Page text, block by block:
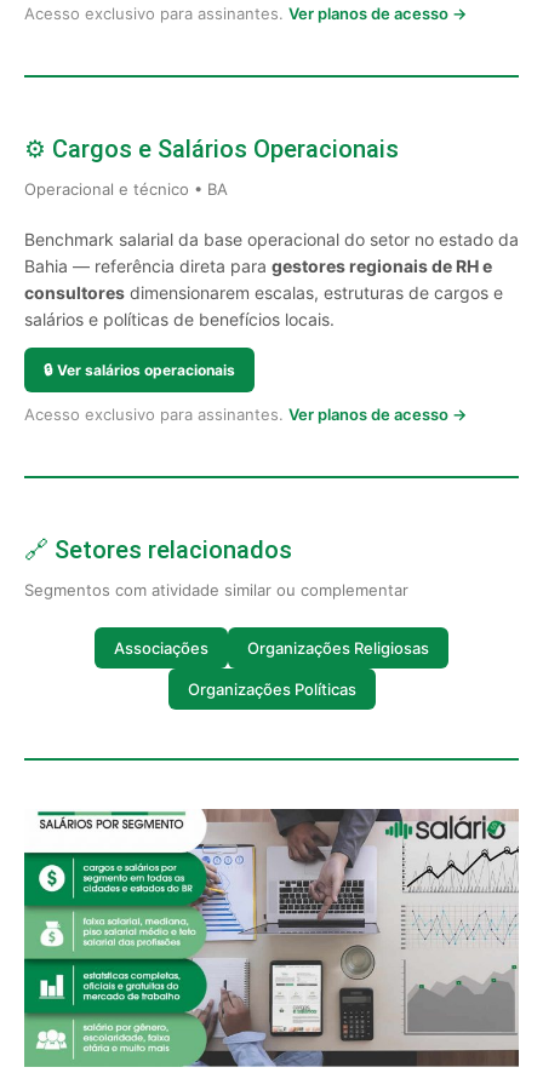
Acesso exclusivo para assinantes. Ver planos de acesso →
⚙️ Cargos e Salários Operacionais
Operacional e técnico • BA
Benchmark salarial da base operacional do setor no estado da
Bahia — referência direta para gestores regionais de RH e
consultores dimensionarem escalas, estruturas de cargos e
salários e políticas de benefícios locais.
🔒 Ver salários operacionais
Acesso exclusivo para assinantes. Ver planos de acesso →
🔗 Setores relacionados
Segmentos com atividade similar ou complementar
Associações Organizações Religiosas
Organizações Políticas